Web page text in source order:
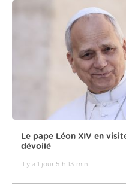
Le pape Léon XIV en
dévoilé
il y a 1 jour 5 h 13 min